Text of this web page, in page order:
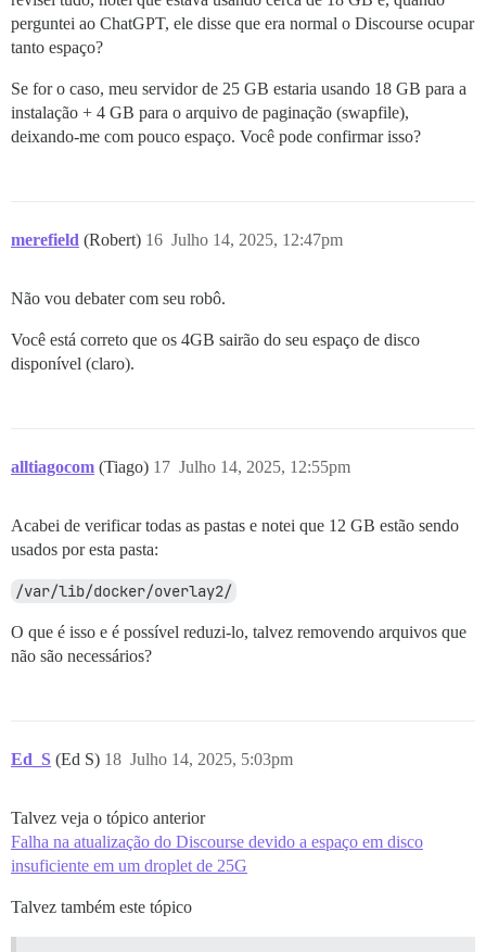
perguntei ao ChatGPT, ele disse que era normal o Discourse ocupar
tanto espaço?
Se for o caso, meu servidor de 25 GB estaria usando 18 GB para a
instalação + 4 GB para o arquivo de paginação (swapfile),
deixando-me com pouco espaço. Você pode confirmar isso?
merefield (Robert) Julho 14, 2025, 12:47pm
16
Não vou debater com seu robô.
Você está correto que os 4GB sairão do seu espaço de disco
disponível (claro).
alltiagocom (Tiago) Julho 14, 2025, 12:55pm
17
Acabei de verificar todas as pastas e notei que 12 GB estão sendo
usados por esta pasta:
/var/lib/docker/overlay2/
O que é isso e é possível reduzi-lo, talvez removendo arquivos que
não são necessários?
Ed_S (Ed S) Julho 14, 2025, 5:03pm
18
Talvez veja o tópico anterior
Falha na atualização do Discourse devido a espaço em disco
insuficiente em um droplet de 25G
Talvez também este tópico